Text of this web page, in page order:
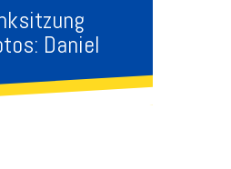
Daniel